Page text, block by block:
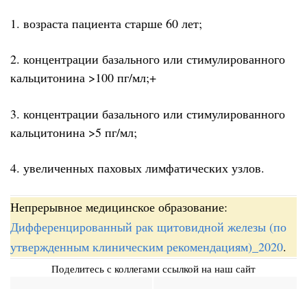
1. возраста пациента старше 60 лет;
2. концентрации базального или стимулированного
кальцитонина >100 пг/мл;+
3. концентрации базального или стимулированного
кальцитонина >5 пг/мл;
4. увеличенных паховых лимфатических узлов.
Непрерывное медицинское образование:
Дифференцированный рак щитовидной железы (по
утвержденным клиническим рекомендациям)_2020.
Поделитесь с коллегами ссылкой на наш сайт